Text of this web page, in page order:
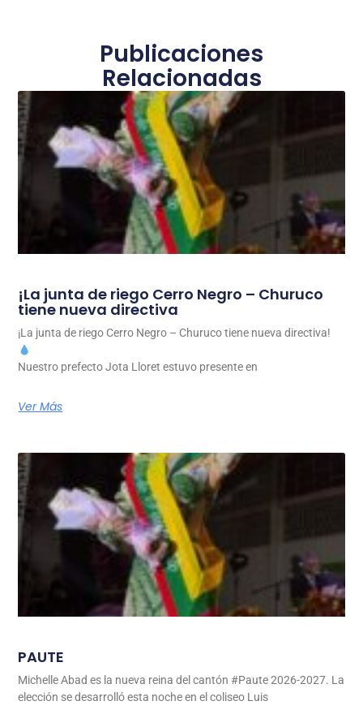
Publicaciones
Relacionadas
¡La junta de riego Cerro Negro – Churuco
tiene nueva directiva
¡La junta de riego Cerro Negro – Churuco tiene nueva directiva!
Nuestro prefecto Jota Lloret estuvo presente en
Ver Más
PAUTE
Michelle Abad es la nueva reina del cantón #Paute 2026-2027. La
elección se desarrolló esta noche en el coliseo Luis